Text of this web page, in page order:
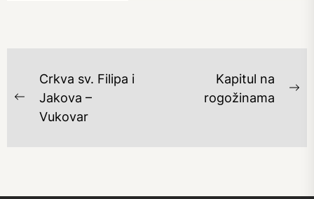
NAVIGACIJA
OBJAVA
Previous
post:
Crkva sv. Filipa i
Jakova –
Vukovar
Kapitul na
rogožinama